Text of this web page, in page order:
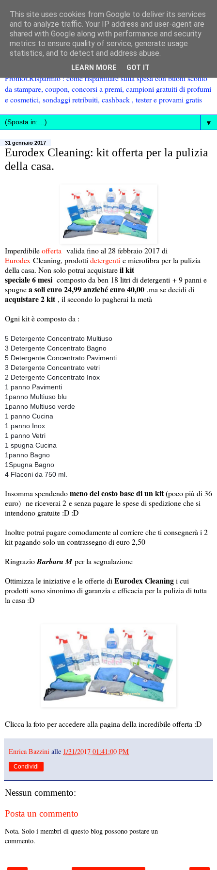
Promo€Risparmio : come risparmiare sulla spesa con buoni sconto
da stampare, coupon, concorsi a premi, campioni gratuiti di profumi
e cosmetici, sondaggi retribuiti, cashback , tester e provami gratis
▼
31 gennaio 2017
Eurodex Cleaning: kit offerta per la pulizia
della casa.
Imperdibileofferta valida fino al 28 febbraio 2017 di
Eurodex Cleaning, prodotti detergenti e microfibra per la pulizia
della casa. Non solo potrai acquistareil kit
speciale 6 mesi composto da ben 18 litri di detergenti + 9 panni e
spugnea soli euro 24,99 anziché euro 40,00 ,ma se decidi di
acquistare 2 kit , il secondo lo pagherai la metà
Ogni kit è composto da :
5 Detergente Concentrato Multiuso
3 Detergente Concentrato Bagno
5 Detergente Concentrato Pavimenti
3 Detergente Concentrato vetri
2 Detergente Concentrato Inox
1 panno Pavimenti
1panno Multiuso blu
1panno Multiuso verde
1 panno Cucina
1 panno Inox
1 panno Vetri
1 spugna Cucina
1panno Bagno
1Spugna Bagno
4 Flaconi da 750 ml.
Insomma spendendomeno del costo base di un kit (poco più di 36
euro) ne riceverai 2 e senza pagare le spese di spedizione che si
intendono gratuite :D :D
Inoltre potrai pagare comodamente al corriere che ti consegnerà i 2
kit pagando solo un contrassegno di euro 2,50
RingrazioBarbara Mper la segnalazione
Ottimizza le iniziative e le offerte di Eurodex Cleaningi cui
prodotti sono sinonimo di garanzia e efficacia per la pulizia di tutta
la casa :D
Clicca la foto per accedere alla pagina della incredibile offerta :D
Enrica Bazzini alle 1/31/2017 01:41:00 PM
Condividi
Nessun commento:
Posta un commento
Nota. Solo i membri di questo blog possono postare un
commento.
This site uses cookies from Google to deliver its services
and to analyze traffic. Your IP address and user-agent are
shared with Google along with performance and security
metrics to ensure quality of service, generate usage
statistics, and to detect and address abuse.
LEARN MORE GOT IT